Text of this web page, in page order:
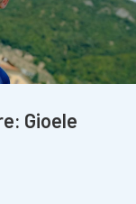
Gioele